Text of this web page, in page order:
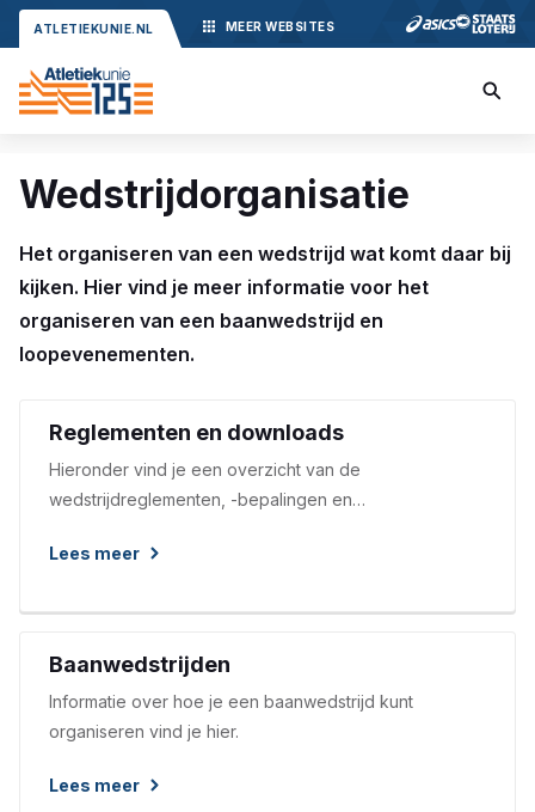
ATLETIEKUNIE.NL MEER WEBSITES
Wedstrijdorganisatie
Het organiseren van een wedstrijd wat komt daar bij
kijken. Hier vind je meer informatie voor het
organiseren van een baanwedstrijd en
loopevenementen.
Reglementen en downloads
Hieronder vind je een overzicht van de
wedstrijdreglementen, -bepalingen en
volledig online beschikbaar via regels.atletiekunie.nl.
Lees meer
Baanwedstrijden
Informatie over hoe je een baanwedstrijd kunt
organiseren vind je hier.
Lees meer